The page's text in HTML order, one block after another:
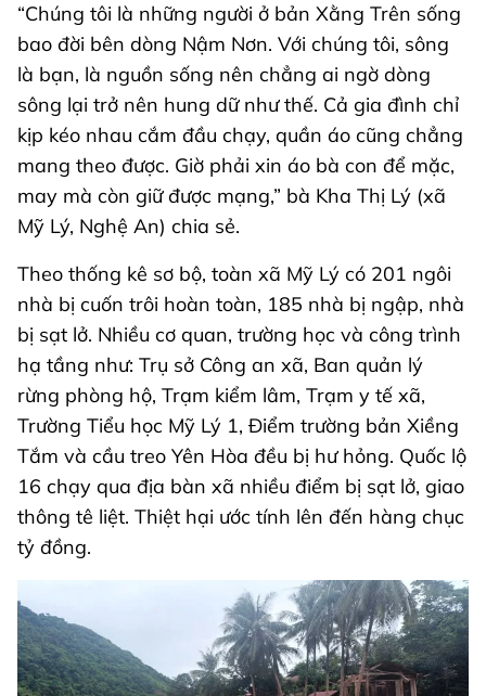
“Chúng tôi là những người ở bản Xằng Trên sống
bao đời bên dòng Nậm Nơn. Với chúng tôi, sông
là bạn, là nguồn sống nên chẳng ai ngờ dòng
sông lại trở nên hung dữ như thế. Cả gia đình chỉ
kịp kéo nhau cắm đầu chạy, quần áo cũng chẳng
mang theo được. Giờ phải xin áo bà con để mặc,
may mà còn giữ được mạng,” bà Kha Thị Lý (xã
Mỹ Lý, Nghệ An) chia sẻ.
Theo thống kê sơ bộ, toàn xã Mỹ Lý có 201 ngôi
nhà bị cuốn trôi hoàn toàn, 185 nhà bị ngập, nhà
bị sạt lở. Nhiều cơ quan, trường học và công trình
hạ tầng như: Trụ sở Công an xã, Ban quản lý
rừng phòng hộ, Trạm kiểm lâm, Trạm y tế xã,
Trường Tiểu học Mỹ Lý 1, Điểm trường bản Xiềng
Tắm và cầu treo Yên Hòa đều bị hư hỏng. Quốc lộ
16 chạy qua địa bàn xã nhiều điểm bị sạt lở, giao
thông tê liệt. Thiệt hại ước tính lên đến hàng chục
tỷ đồng.